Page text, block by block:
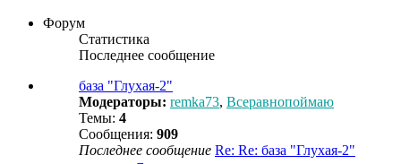
Форум
Статистика
Последнее сообщение
база "Глухая-2"
Модераторы: remka73, Всеравнопоймаю
Темы: 4
Сообщения: 909
Последнее сообщение Re: Re: база "Глухая-2"